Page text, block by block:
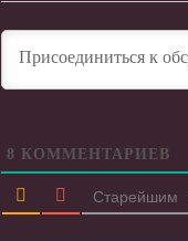
8 КОММЕНТАРИЕВ
Старейшим